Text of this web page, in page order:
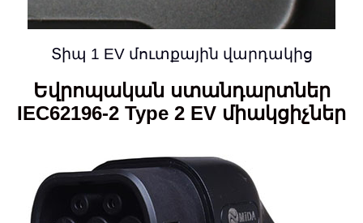
Տիպ 1 EV մուտքային վարդակից
Եվրոպական ստանդարտներ
IEC62196-2 Type 2 EV միակցիչներ